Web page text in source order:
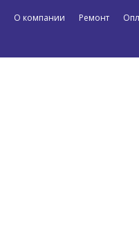
О компании Ремонт